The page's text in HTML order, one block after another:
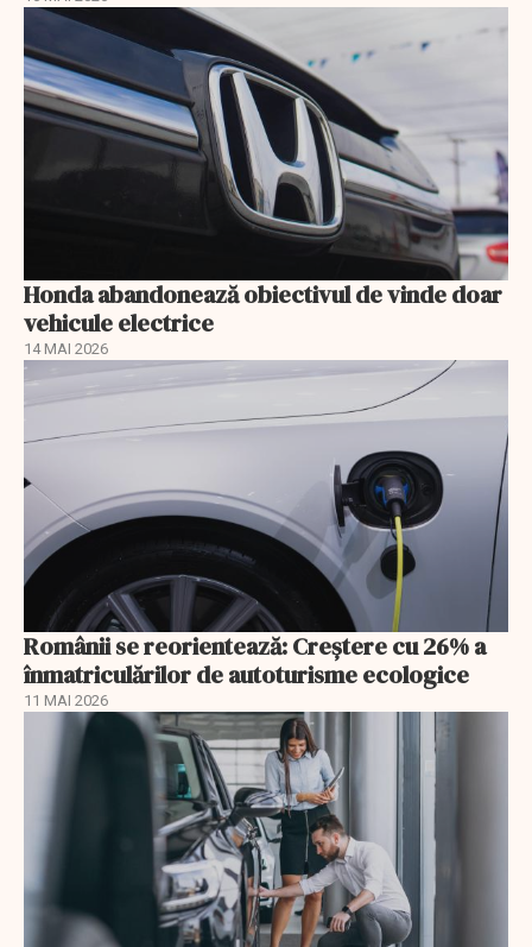
Honda abandonează obiectivul de vinde doar
vehicule electrice
14 MAI 2026
Românii se reorientează: Creştere cu 26% a
înmatriculărilor de autoturisme ecologice
11 MAI 2026